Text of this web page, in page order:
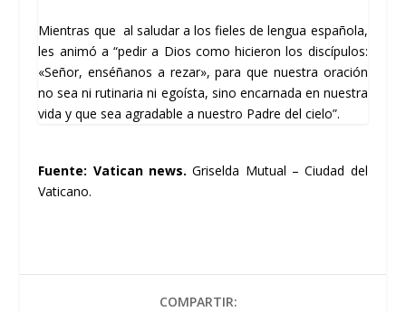
Mientras que al saludar a los fieles de lengua española,
les animó a “pedir a Dios como hicieron los discípulos:
«Señor, enséñanos a rezar», para que nuestra oración
no sea ni rutinaria ni egoísta, sino encarnada en nuestra
vida y que sea agradable a nuestro Padre del cielo”.
Fuente: Vatican news.Griselda Mutual – Ciudad del
Vaticano.
COMPARTIR: